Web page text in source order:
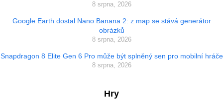
8 srpna, 2026
Google Earth dostal Nano Banana 2: z map se stává generátor
obrázků
8 srpna, 2026
Snapdragon 8 Elite Gen 6 Pro může být splněný sen pro mobilní hráče
8 srpna, 2026
Hry